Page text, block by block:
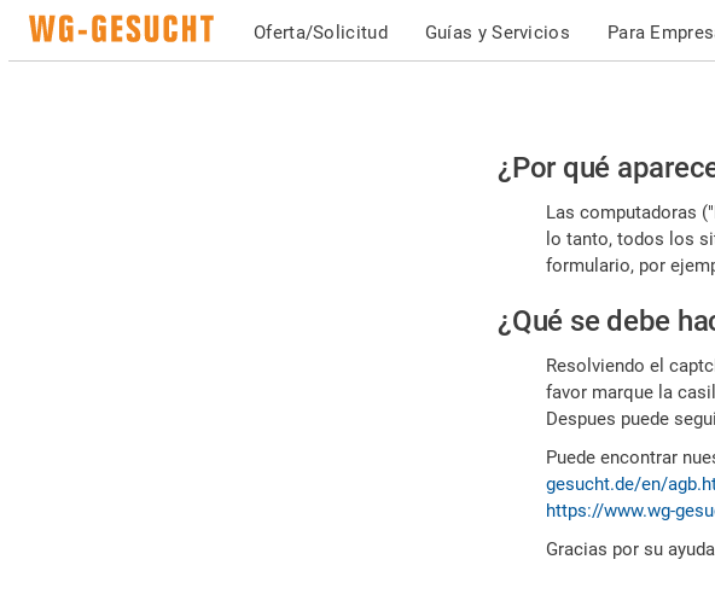
Oferta/Solicitud Guías y Servicios Para
Por
favor,
confirme
es
humano
¿Por qué
Las computadoras
lo tanto, todos los
formulario, por
¿Qué se debe
Resolviendo el
favor marque la
Despues puede
Puede encontrar
gesucht.de/en/
https://www.wg-
Gracias por su